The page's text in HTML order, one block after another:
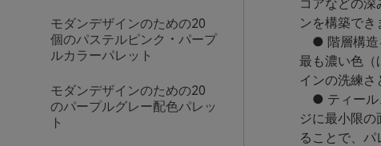
モダンデザインのための20
個のパステルピンク・パープ
ルカラーパレット
モダンデザインのための20
のパープルグレー配色パレッ
ト
コアなどの
ンを構築でき
● 階層構造
最も濃い色（
インの洗練さ
● ティール
ジに最小限
ることで、パ